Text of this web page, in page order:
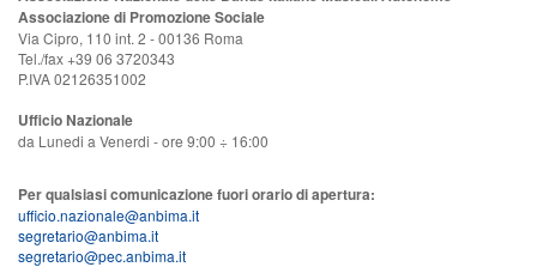
Associazione di Promozione Sociale
Via Cipro, 110 int. 2 - 00136 Roma
Tel./fax +39 06 3720343
P.IVA 02126351002
Ufficio Nazionale
da Lunedi a Venerdi - ore 9:00 ÷ 16:00
Per qualsiasi comunicazione fuori orario di apertura:
ufficio.nazionale@anbima.it
segretario@anbima.it
segretario@pec.anbima.it